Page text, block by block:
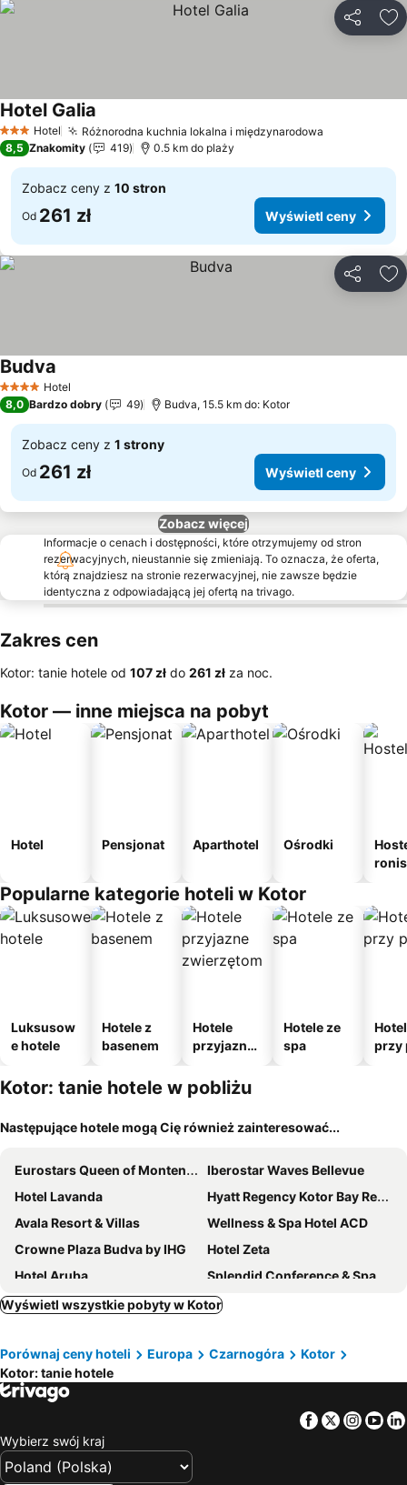
3 Kategoria
Hotel Różnorodna kuchnia lokalna i międzynarodowa
Hotel Galia
8,5 Znakomity 419 0.5 km do plaży
Zobacz ceny z 10 stron
Od 261 zł Wyświetl ceny
4 KategoriaHotel
Budva
8,0 Bardzo dobry 49 Budva, 15.5 km do: Kotor
Zobacz ceny z 1 strony
Od 261 zł Wyświetl ceny
Zobacz więcej
Informacje o cenach i dostępności, które otrzymujemy od stron
rezerwacyjnych, nieustannie się zmieniają. To oznacza, że oferta,
którą znajdziesz na stronie rezerwacyjnej, nie zawsze będzie
identyczna z odpowiadającą jej ofertą na trivago.
Zakres cen
Kotor: tanie hotele od ‎107 zł do ‎261 zł za noc.
Kotor — inne miejsca na pobyt
Hotel Pensjonat Aparthotel Ośrodki
Popularne kategorie hoteli w Kotor
Luksusow
e hotele
Hotele z
basenem
Hotele
przyjazne
m
Hotele ze
spa
przy
Kotor: tanie hotele w pobliżu
Następujące hotele mogą Cię również zainteresować...
Eurostars Queen of Montenegro
Iberostar Waves Bellevue
Hotel Lavanda
Hyatt Regency Kotor Bay Resort
Avala Resort & Villas
Wellness & Spa Hotel ACD
Crowne Plaza Budva by IHG
Hotel Zeta
Hotel Aruba
Splendid Conference & Spa Resort
Regent Porto Montenegro By Ihg
Domador Rooms & Apartments
Mijovic Apartments
Lazure Hotel & Marina
Carine Hotel Park
Hotel Astoria
Martinović Rooms
Guest House Vila Bak
Hotel Kadmo by Aycon
Mövenpick Hotel & Residences Teuta Kotor Bay
Wyświetl wszystkie pobyty w Kotor
Porównaj ceny hoteli Europa Czarnogóra
Kotor
Kotor: tanie hotele
Facebook
Twitter
Wybierz swój kraj